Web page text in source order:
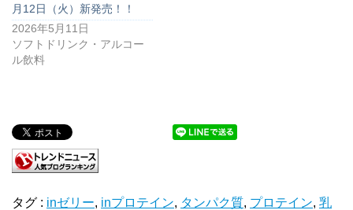
月12日（火）新発売！！
2026年5月11日
ソフトドリンク・アルコー
ル飲料
タグ : inゼリー, inプロテイン, タンパク質, プロテイン, 乳